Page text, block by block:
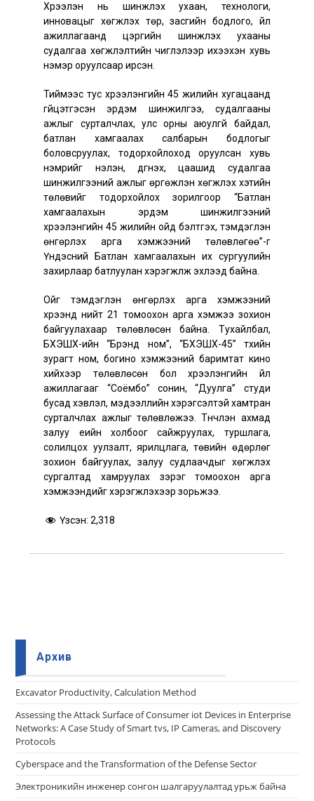
Хүрээлэн нь шинжлэх ухаан, технологи,
инновацыг хөгжүүлэх төр, засгийн бодлого, үйл
ажиллагаанд цэргийн шинжлэх ухааны
судалгаа хөгжүүлэлтийн чиглэлээр ихээхэн хувь
нэмэр оруулсаар ирсэн.
Тиймээс тус хүрээлэнгийн 45 жилийн хугацаанд
гүйцэтгэсэн эрдэм шинжилгээ, судалгааны
ажлыг сурталчлах, улс орны аюулгүй байдал,
батлан хамгаалах салбарын бодлогыг
боловсруулах, тодорхойлоход оруулсан хувь
нэмрийг үнэлэн, дүгнэх, цаашид судалгаа
шинжилгээний ажлыг өргөжүүлэн хөгжүүлэх хэтийн
төлөвийг тодорхойлох зорилгоор “Батлан
хамгаалахын эрдэм шинжилгээний
хүрээлэнгийн 45 жилийн ойд бэлтгэх, тэмдэглэн
өнгөрүүлэх арга хэмжээний төлөвлөгөө”-г
Үндэсний Батлан хамгаалахын их сургуулийн
захирлаар батлуулан хэрэгжүүлж эхлээд байна.
Ойг тэмдэглэн өнгөрүүлэх арга хэмжээний
хүрээнд нийт 21 томоохон арга хэмжээ зохион
байгуулахаар төлөвлөсөн байна. Тухайлбал,
БХЭШХ-ийн “Брэнд ном”, “БХЭШХ-45” түүхийн
зурагт ном, богино хэмжээний баримтат кино
хийхээр төлөвлөсөн бол хүрээлэнгийн үйл
ажиллагааг “Соёмбо” сонин, “Дуулга” студи
бусад хэвлэл, мэдээллийн хэрэгсэлтэй хамтран
сурталчлах ажлыг төлөвлөжээ. Түүнчлэн ахмад
залуу үеийн холбоог сайжруулах, туршлага,
солилцох уулзалт, ярилцлага, төвийн өдөрлөг
зохион байгуулах, залуу судлаачдыг хөгжүүлэх
сургалтад хамруулах зэрэг томоохон арга
хэмжээнүүдийг хэрэгжүүлэхээр зорьжээ.
Үзсэн: 2,318
Архив
Еxcavator Productivity, Calculation Method
Assessing the Attack Surface of Consumer iot Devices in Enterprise
Networks: A Case Study of Smart tvs, IP Cameras, and Discovery
Protocols
Cyberspace and the Transformation of the Defense Sector
Электроникийн инженер сонгон шалгаруулалтад урьж байна